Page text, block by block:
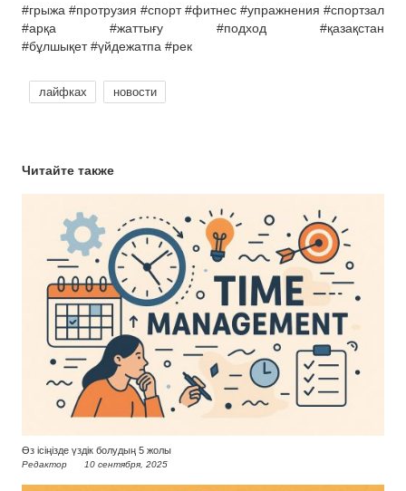
#грыжа #протрузия #спорт #фитнес #упражнения #спортзал
#арқа #жаттығу #подход #қазақстан
#бұлшықет #үйдежатпа #рек
лайфках новости
Читайте также
Өз ісіңізде үздік болудың 5 жолы
Редактор 10 сентября, 2025